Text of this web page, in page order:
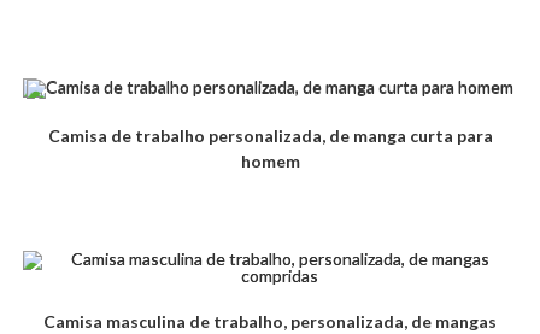
Camisa de trabalho personalizada, de manga curta para
homem
Camisa masculina de trabalho, personalizada, de mangas